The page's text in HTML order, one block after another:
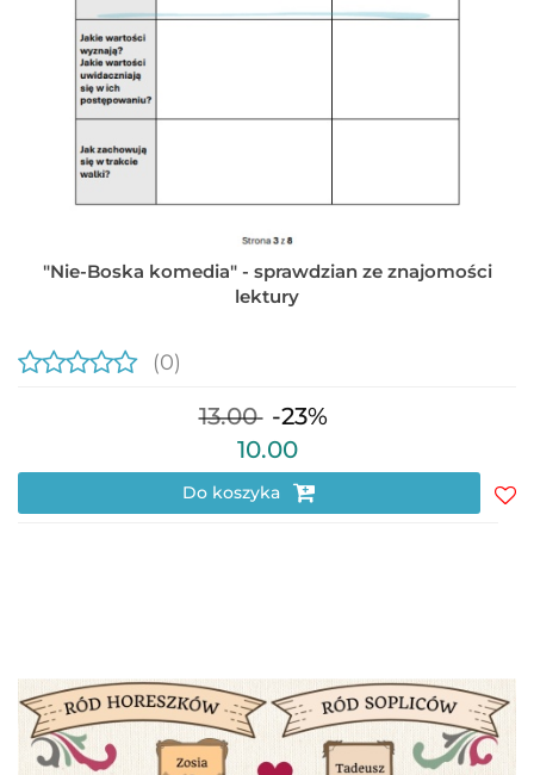
"Nie-Boska komedia" - sprawdzian ze znajomości
lektury
(0)
13.00 -23%
10.00
Do koszyka